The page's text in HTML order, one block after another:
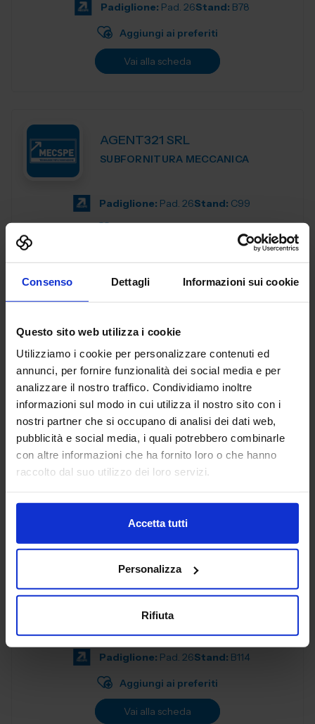
Consenso Dettagli Informazioni sui cookie
Questo sito web utilizza i cookie
Utilizziamo i cookie per personalizzare contenuti ed
annunci, per fornire funzionalità dei social media e per
analizzare il nostro traffico. Condividiamo inoltre
informazioni sul modo in cui utilizza il nostro sito con i
nostri partner che si occupano di analisi dei dati web,
pubblicità e social media, i quali potrebbero combinarle
con altre informazioni che ha fornito loro o che hanno
raccolto dal suo utilizzo dei loro servizi.
Accetta tutti
Personalizza
Rifiuta
Padiglione: Pad. 26Stand: B78
Aggiungi ai preferiti
Vai alla scheda
AGENT321 SRL
SUBFORNITURA MECCANICA
Padiglione: Pad. 26Stand: C99
AL.EA. SRL
SUBFORNITURA MECCANICA
Dal 2005, AL. EA è un punto di riferimento nell'industria
manifatturiera industriale, offrendo servizi di terze parti
progettati per soddisfare le esigenze delle aziende
moderne. Con una f...
Padiglione: Pad. 26 Stand:B57
ALEX SPA
MATERIALI NON FERROSI E LEGHE
Padiglione: Pad. 26Stand: B114
Aggiungi ai preferiti
Vai alla scheda